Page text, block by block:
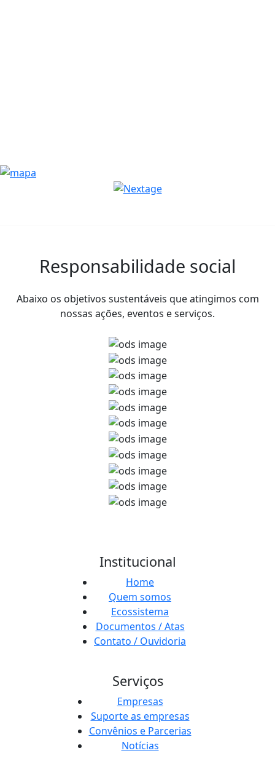
Responsabilidade social
Abaixo os objetivos sustentáveis que atingimos com
nossas ações, eventos e serviços.
Institucional
Home
Quem somos
Ecossistema
Documentos / Atas
Contato / Ouvidoria
Serviços
Empresas
Suporte as empresas
Convênios e Parcerias
Notícias